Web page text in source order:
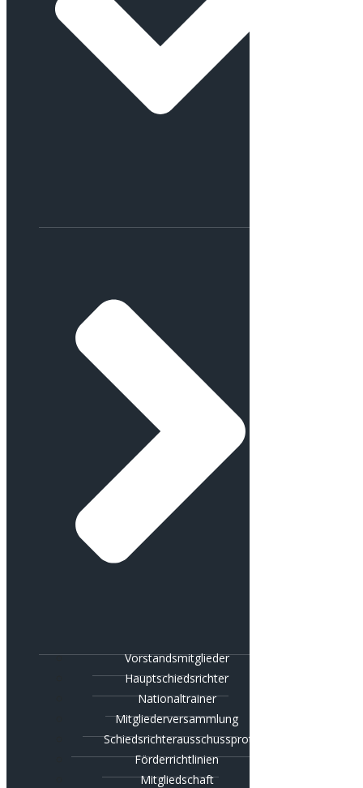
Vorstandsmitglieder
Hauptschiedsrichter
Nationaltrainer
Mitgliederversammlung
Schiedsrichterausschussprotokolle
Förderrichtlinien
Mitgliedschaft